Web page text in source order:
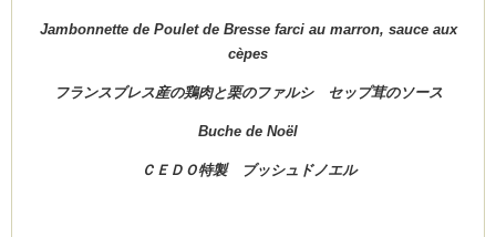
Jambonnette de Poulet de Bresse farci au marron, sauce aux
cèpes
フランスブレス産の鶏肉と栗のファルシ セップ茸のソース
Buche de Noël
ＣＥＤＯ特製 ブッシュドノエル